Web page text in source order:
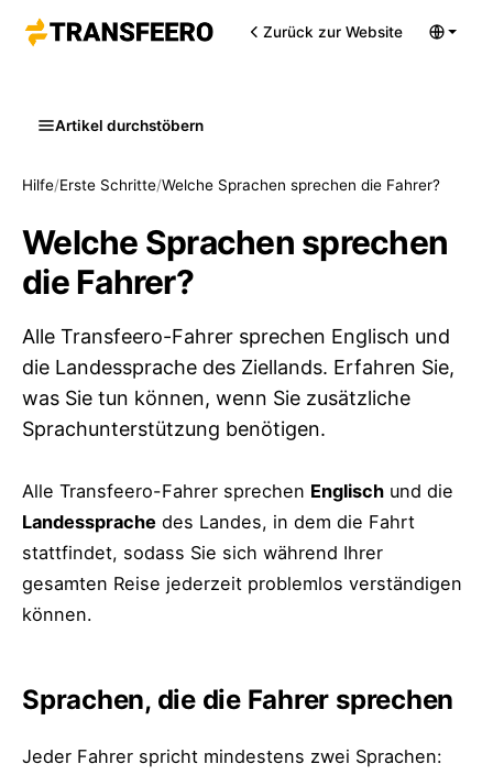
Zurück zur Website
Artikel durchstöbern
Hilfe/Erste Schritte/Welche Sprachen sprechen die Fahrer?
Welche Sprachen sprechen
die Fahrer?
Alle Transfeero-Fahrer sprechen Englisch und
die Landessprache des Ziellands. Erfahren Sie,
was Sie tun können, wenn Sie zusätzliche
Sprachunterstützung benötigen.
Alle Transfeero-Fahrer sprechen Englisch und die
Landessprache des Landes, in dem die Fahrt
stattfindet, sodass Sie sich während Ihrer
gesamten Reise jederzeit problemlos verständigen
können.
Sprachen, die die Fahrer sprechen
Jeder Fahrer spricht mindestens zwei Sprachen: